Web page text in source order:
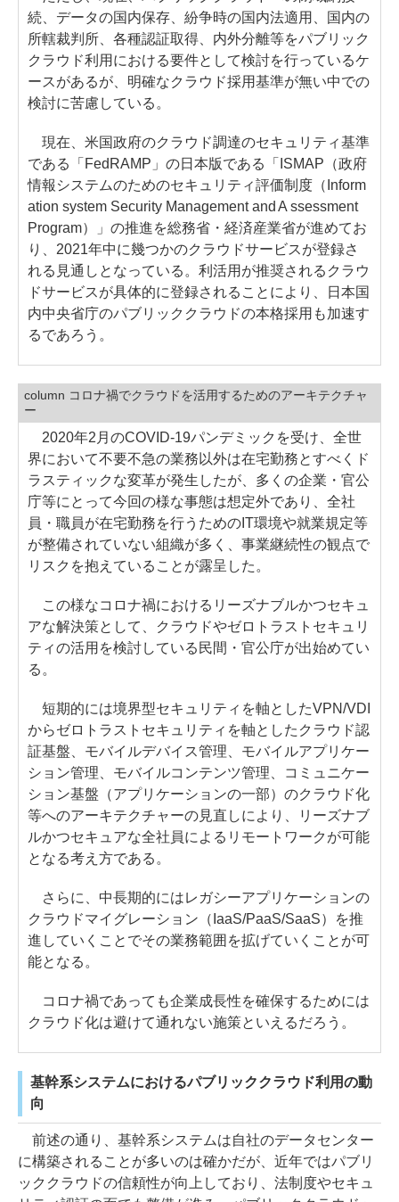
続、データの国内保存、紛争時の国内法適用、国内の
所轄裁判所、各種認証取得、内外分離等をパブリック
クラウド利用における要件として検討を行っているケ
ースがあるが、明確なクラウド採用基準が無い中での
検討に苦慮している。
現在、米国政府のクラウド調達のセキュリティ基準
である「FedRAMP」の日本版である「ISMAP（政府
情報システムのためのセキュリティ評価制度（Inform
ation system Security Management and A ssessment
Program）」の推進を総務省・経済産業省が進めてお
り、2021年中に幾つかのクラウドサービスが登録さ
れる見通しとなっている。利活用が推奨されるクラウ
ドサービスが具体的に登録されることにより、日本国
内中央省庁のパブリッククラウドの本格採用も加速す
るであろう。
column コロナ禍でクラウドを活用するためのアーキテクチャ
ー
2020年2月のCOVID-19パンデミックを受け、全世
界において不要不急の業務以外は在宅勤務とすべくド
ラスティックな変革が発生したが、多くの企業・官公
庁等にとって今回の様な事態は想定外であり、全社
員・職員が在宅勤務を行うためのIT環境や就業規定等
が整備されていない組織が多く、事業継続性の観点で
リスクを抱えていることが露呈した。
この様なコロナ禍におけるリーズナブルかつセキュ
アな解決策として、クラウドやゼロトラストセキュリ
ティの活用を検討している民間・官公庁が出始めてい
る。
短期的には境界型セキュリティを軸としたVPN/VDI
からゼロトラストセキュリティを軸としたクラウド認
証基盤、モバイルデバイス管理、モバイルアプリケー
ション管理、モバイルコンテンツ管理、コミュニケー
ション基盤（アプリケーションの一部）のクラウド化
等へのアーキテクチャーの見直しにより、リーズナブ
ルかつセキュアな全社員によるリモートワークが可能
となる考え方である。
さらに、中長期的にはレガシーアプリケーションの
クラウドマイグレーション（IaaS/PaaS/SaaS）を推
進していくことでその業務範囲を拡げていくことが可
能となる。
コロナ禍であっても企業成長性を確保するためには
クラウド化は避けて通れない施策といえるだろう。
基幹系システムにおけるパブリッククラウド利用の動
向
前述の通り、基幹系システムは自社のデータセンター
に構築されることが多いのは確かだが、近年ではパブリ
ッククラウドの信頼性が向上しており、法制度やセキュ